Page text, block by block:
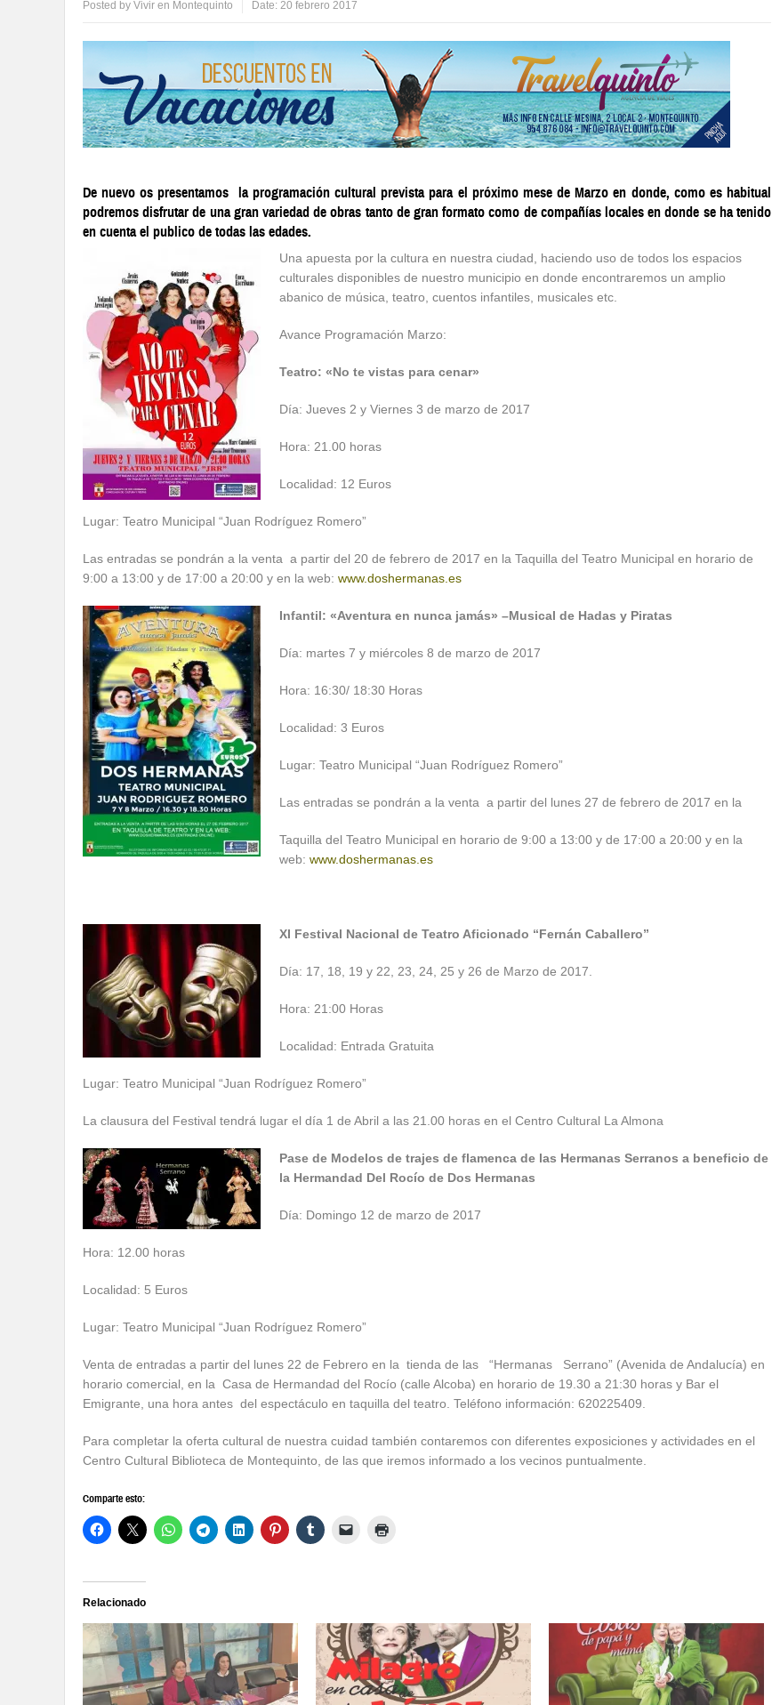
Posted by Vivir en Montequinto Date: 20 febrero 2017
De nuevo os presentamos la programación cultural prevista para el próximo mese de Marzo en donde, como es habitual
podremos disfrutar de una gran variedad de obras tanto de gran formato como de compañías locales en donde se ha tenido
en cuenta el publico de todas las edades.
Una apuesta por la cultura en nuestra ciudad, haciendo uso de todos los espacios
culturales disponibles de nuestro municipio en donde encontraremos un amplio
abanico de música, teatro, cuentos infantiles, musicales etc.
Avance Programación Marzo:
Teatro: «No te vistas para cenar»
Día: Jueves 2 y Viernes 3 de marzo de 2017
Hora: 21.00 horas
Localidad: 12 Euros
Lugar: Teatro Municipal “Juan Rodríguez Romero”
Las entradas se pondrán a la venta a partir del 20 de febrero de 2017 en la Taquilla del Teatro Municipal en horario de
9:00 a 13:00 y de 17:00 a 20:00 y en la web: www.doshermanas.es
Infantil: «Aventura en nunca jamás» –Musical de Hadas y Piratas
Día: martes 7 y miércoles 8 de marzo de 2017
Hora: 16:30/ 18:30 Horas
Localidad: 3 Euros
Lugar: Teatro Municipal “Juan Rodríguez Romero”
Las entradas se pondrán a la venta a partir del lunes 27 de febrero de 2017 en la
Taquilla del Teatro Municipal en horario de 9:00 a 13:00 y de 17:00 a 20:00 y en la
web: www.doshermanas.es
XI Festival Nacional de Teatro Aficionado “Fernán Caballero”
Día: 17, 18, 19 y 22, 23, 24, 25 y 26 de Marzo de 2017.
Hora: 21:00 Horas
Localidad: Entrada Gratuita
Lugar: Teatro Municipal “Juan Rodríguez Romero”
La clausura del Festival tendrá lugar el día 1 de Abril a las 21.00 horas en el Centro Cultural La Almona
Pase de Modelos de trajes de flamenca de las Hermanas Serranos a beneficio de
la Hermandad Del Rocío de Dos Hermanas
Día: Domingo 12 de marzo de 2017
Hora: 12.00 horas
Localidad: 5 Euros
Lugar: Teatro Municipal “Juan Rodríguez Romero”
Venta de entradas a partir del lunes 22 de Febrero en la tienda de las “Hermanas Serrano” (Avenida de Andalucía) en
horario comercial, en la Casa de Hermandad del Rocío (calle Alcoba) en horario de 19.30 a 21:30 horas y Bar el
Emigrante, una hora antes del espectáculo en taquilla del teatro. Teléfono información: 620225409.
Para completar la oferta cultural de nuestra cuidad también contaremos con diferentes exposiciones y actividades en el
Centro Cultural Biblioteca de Montequinto, de las que iremos informado a los vecinos puntualmente.
Comparte esto:
Relacionado